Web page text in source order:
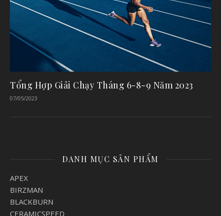
Tổng Hợp Giải Chạy Tháng 6-8-9 Năm 2023
07/05/2023
DANH MỤC SẢN PHẨM
APEX
BIRZMAN
BLACKBURN
CERAMICSPEED